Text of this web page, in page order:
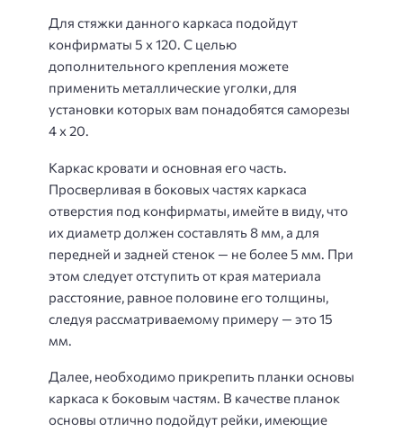
Для стяжки данного каркаса подойдут
конфирматы 5 x 120. С целью
дополнительного крепления можете
применить металлические уголки, для
установки которых вам понадобятся саморезы
4 x 20.
Каркас кровати и основная его часть.
Просверливая в боковых частях каркаса
отверстия под конфирматы, имейте в виду, что
их диаметр должен составлять 8 мм, а для
передней и задней стенок — не более 5 мм. При
этом следует отступить от края материала
расстояние, равное половине его толщины,
следуя рассматриваемому примеру — это 15
мм.
Далее, необходимо прикрепить планки основы
каркаса к боковым частям. В качестве планок
основы отлично подойдут рейки, имеющие